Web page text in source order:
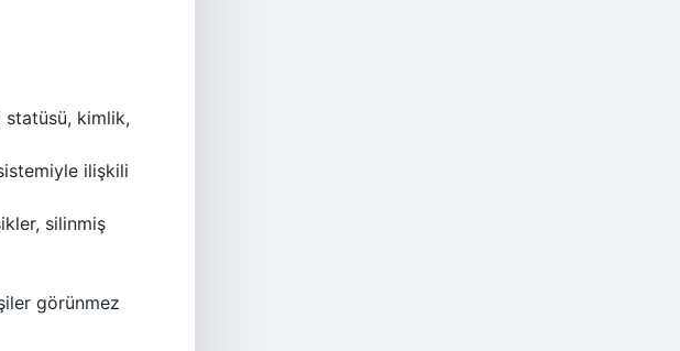
statüsü, kimlik,
ilişkili
silinmiş
görünmez